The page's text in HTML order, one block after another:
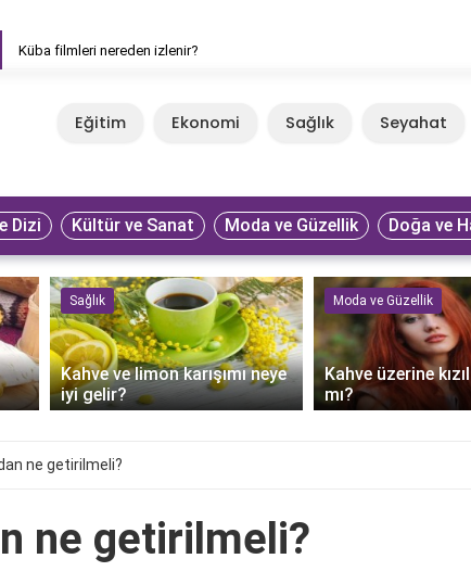
Küba filmleri nereden izlenir?
Eğitim Ekonomi Sağlık Seyahat
Dizi Kültür ve Sanat Moda ve Güzellik Doğa ve
Sağlık
Kahve ve limon karışımı neye
iyi gelir?
Moda ve Güzellik
Kahve üzerine
mı?
ne getirilmeli?
ne getirilmeli?